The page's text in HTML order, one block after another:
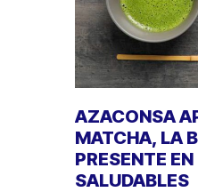
AZACONSA
MATCHA, LA
PRESENTE
SALUDABLES